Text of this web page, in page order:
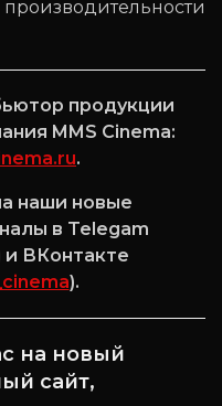
продукции
MMS Cinema:
.
наши новые
в Telegam
и ВКонтакте
).
на новый
сайт,